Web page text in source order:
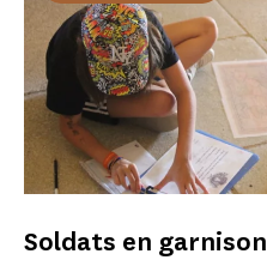
Soldats en garnison